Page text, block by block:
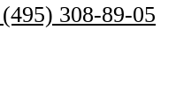
308-89-05